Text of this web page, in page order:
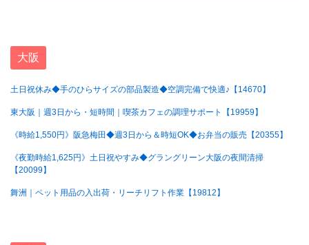
大阪
土日祝休み◆手のひらサイズの部品製造◆空調完備で快適♪【14670】
東大阪｜週3日から・短時間｜喫茶カフェの調理サポート【19959】
《時給1,550円》阪急梅田◆週3日から＆時短OK◆お弁当の販売【20355】
《夜勤時給1,625円》土日祝やすみ◆グラングリーン大阪の夜間清掃
【20099】
舞洲｜ペット用品の入出荷・リーチリフト作業【19812】